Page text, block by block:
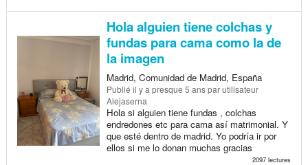
Hola alguien tiene colchas y
fundas para cama como la de
la imagen
Madrid, Comunidad de Madrid, España
Publié il y a presque 5 anspar utilisateur
Alejaserna
Hola si alguien tiene fundas , colchas
endredones etc para cama así matrimonial. Y
que esté dentro de madrid. Yo podría ir por
ellos si me lo donan muchas gracias
2097 lectures